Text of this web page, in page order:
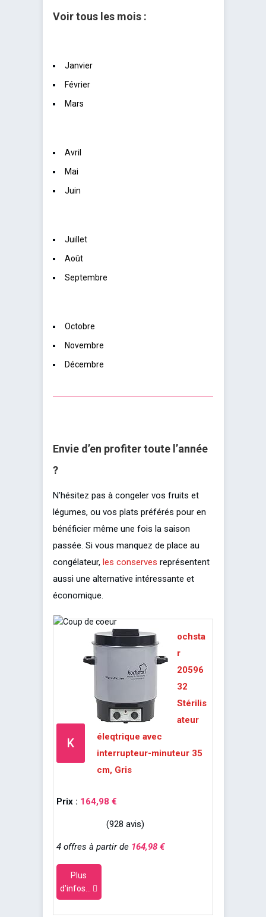
Voir tous les mois :
Janvier
Février
Mars
Avril
Mai
Juin
Juillet
Août
Septembre
Octobre
Novembre
Décembre
Envie d’en profiter toute l’année
?
N’hésitez pas à congeler vos fruits et
légumes, ou vos plats préférés pour en
bénéficier même une fois la saison
passée. Si vous manquez de place au
congélateur, les conserves représentent
aussi une alternative intéressante et
économique.
K
ochsta
r
20596
32
Stérilis
ateur
éleqtrique avec
interrupteur-minuteur 35
cm, Gris
Prix : 164,98 €
(928 avis)
4 offres à partir de 164,98 €
Plus
d'infos...